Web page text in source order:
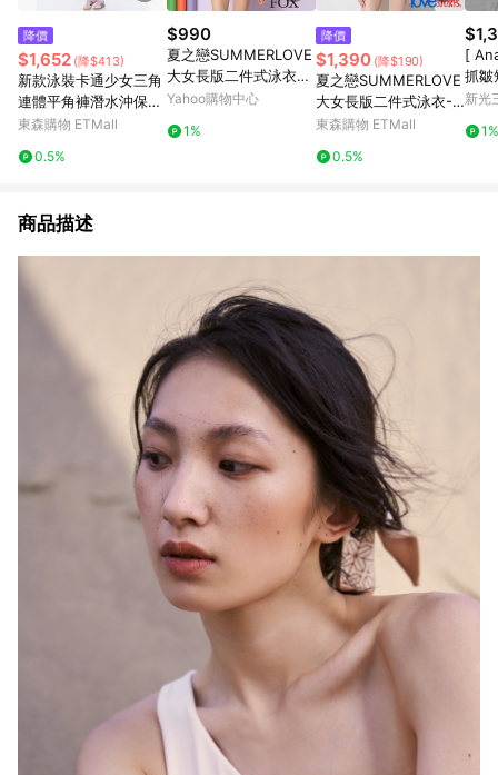
降價
$1,652 (降$413)
新款泳裝卡通少女三角
連體平角褲潛水沖保守
長袖防曬溫泉度假泳衣
東森購物 ETMall
0.5%
$990
夏之戀SUMMERLOVE
大女長版二件式泳衣C2
0709
Yahoo購物中心
1%
降價
$1,390 (降$190)
夏之戀SUMMERLOVE
大女長版二件式泳衣-S
25718 加大碼
東森購物 ETMall
0.5%
[
抓皺
新光
1%
商品描述